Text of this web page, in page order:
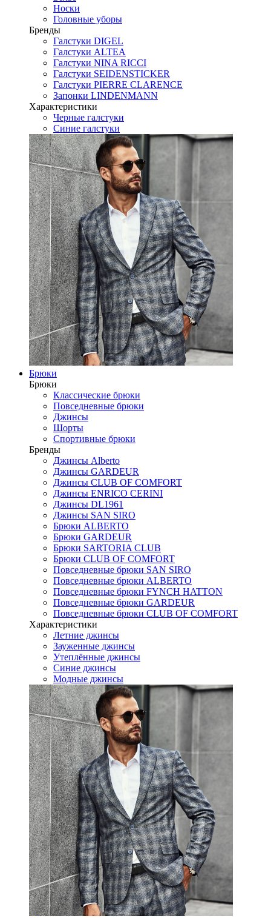
Носки
Головные уборы
Бренды
Галстуки DIGEL
Галстуки ALTEA
Галстуки NINA RICCI
Галстуки SEIDENSTICKER
Галстуки PIERRE CLARENCE
Запонки LINDENMANN
Характеристики
Черные галстуки
Синие галстуки
Брюки
Брюки
Классические брюки
Повседневные брюки
Джинсы
Шорты
Спортивные брюки
Бренды
Джинсы Alberto
Джинсы GARDEUR
Джинсы CLUB OF COMFORT
Джинсы ENRICO CERINI
Джинсы DL1961
Джинсы SAN SIRO
Брюки ALBERTO
Брюки GARDEUR
Брюки SARTORIA CLUB
Брюки CLUB OF COMFORT
Повседневные брюки SAN SIRO
Повседневные брюки ALBERTO
Повседневные брюки FYNCH HATTON
Повседневные брюки GARDEUR
Повседневные брюки CLUB OF COMFORT
Характеристики
Летние джинсы
Зауженные джинсы
Утеплённые джинсы
Синие джинсы
Модные джинсы